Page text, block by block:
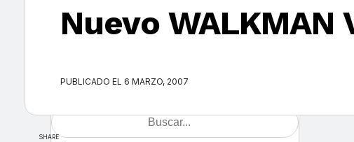
Nuevo
PUBLICADO EL 6 MARZO, 2007
SHARE